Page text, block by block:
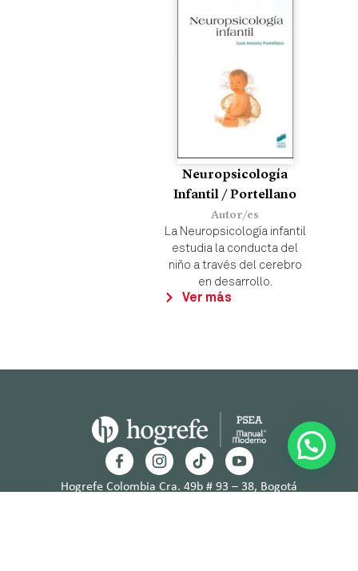
Neuropsicología
Infantil / Portellano
Autor/es
La Neuropsicología infantil
estudia la conducta del
niño a través del cerebro
en desarrollo.
Ver más
Hogrefe Colombia Cra. 49b # 93 – 38, Bogotá